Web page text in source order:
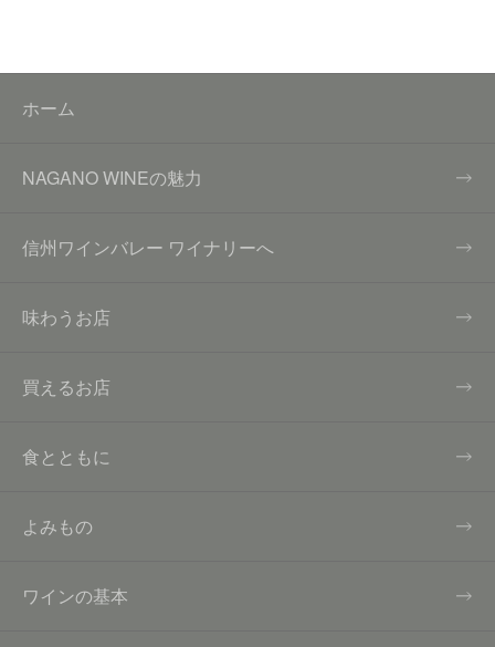
ホーム
NAGANO WINEの魅力
信州ワインバレー ワイナリーへ
味わうお店
買えるお店
食とともに
よみもの
ワインの基本